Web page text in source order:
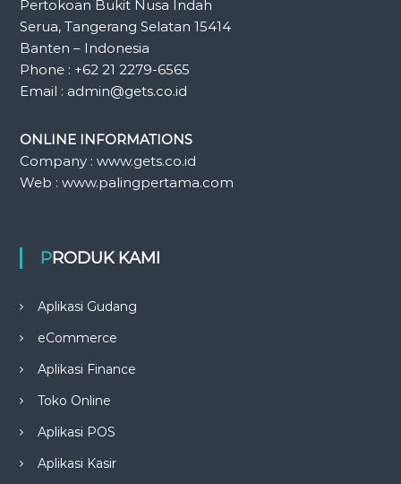
Pertokoan Bukit Nusa Indah
Serua, Tangerang Selatan 15414
Banten – Indonesia
Phone : +62 21 2279-6565
Email : admin@gets.co.id
ONLINE INFORMATIONS
Company : www.gets.co.id
Web : www.palingpertama.com
PRODUK KAMI
Aplikasi Gudang
eCommerce
Aplikasi Finance
Toko Online
Aplikasi POS
Aplikasi Kasir